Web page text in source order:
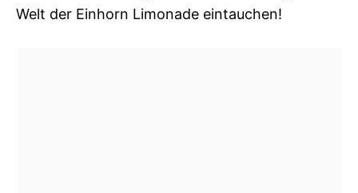
Welt der Einhorn Limonade eintauchen!